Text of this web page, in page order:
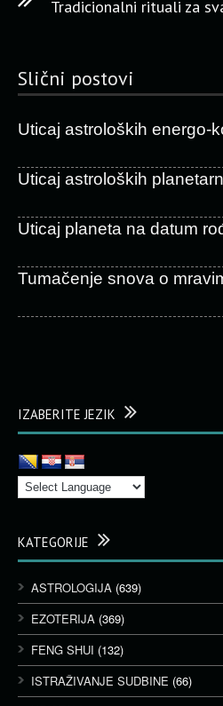
Tradicionalni rituali za
Slični postovi
Uticaj astroloških energo-
Uticaj astroloških
Uticaj planeta na datum
Tumačenje snova o
IZABERITE JEZIK
KATEGORIJE
ASTROLOGIJA (639)
EZOTERIJA (369)
FENG SHUI (132)
ISTRAŽIVANJE SUDBINE (66)